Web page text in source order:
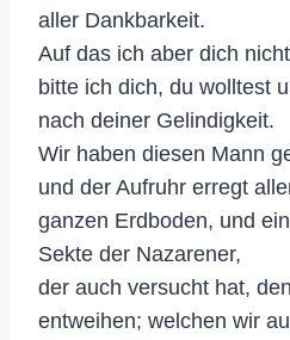
aller Dankbarkeit.
Auf das ich aber dich
bitte ich dich, du wolltest
nach deiner Gelindigkeit.
Wir haben diesen Mann
und der Aufruhr erregt
ganzen Erdboden, und
Sekte der Nazarener,
der auch versucht hat,
entweihen; welchen wir